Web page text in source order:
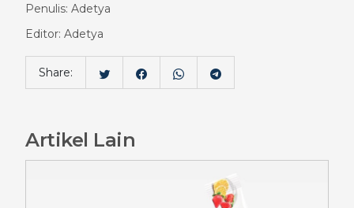
Penulis: Adetya
Editor: Adetya
Share:
Artikel Lain